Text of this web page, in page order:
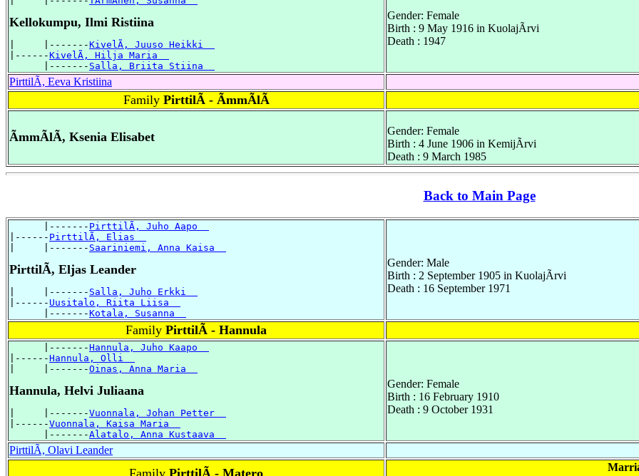
Kellokumpu, Ilmi Ristiina
|     |-------KivelÃ, Juuso Heikki
|------KivelÃ, Hilja Maria
      |-------
Salla, Briita Stiina
Gender: Female
Birth : 9 May 1916 in KuolajÃrvi
Death : 1947
PirttilÃ, Eeva Kristiina
Family PirttilÃ - ÃmmÃlÃ
ÃmmÃlÃ, Ksenia Elisabet
Gender: Female
Birth : 4 June 1906 in KemijÃrvi
Death : 9 March 1985
Back to Main Page
      |-------
PirttilÃ, Juho Aapo
|------ PirttilÃ, Elias
|     |------- Saariniemi, Anna Kaisa
PirttilÃ, Eljas Leander
|     |------- Salla, Juho Erkki
|------ Uusitalo, Riita Liisa
      |-------
Kotala, Susanna
Gender: Male
Birth : 2 September 1905 in KuolajÃrvi
Death : 16 September 1971
Family PirttilÃ - Hannula
      |-------
Hannula, Juho Kaapo
|------Hannula, Olli
|     |-------Oinas, Anna Maria
Hannula, Helvi Juliaana
|     |-------Vuonnala, Johan Petter
|------Vuonnala, Kaisa Maria
      |-------
Alatalo, Anna Kustaava
Gender: Female
Birth : 16 February 1910
Death : 9 October 1931
PirttilÃ, Olavi Leander